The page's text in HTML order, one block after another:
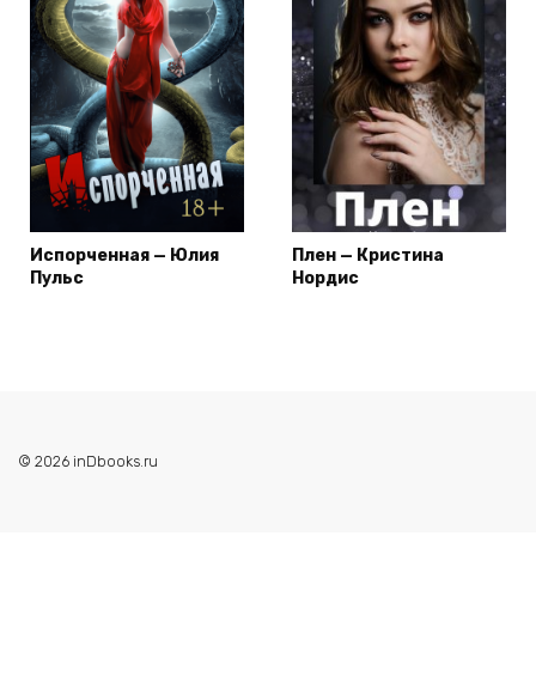
Испорченная — Юлия
Пульс
Плен — Кристина
Нордис
© 2026 inDbooks.ru